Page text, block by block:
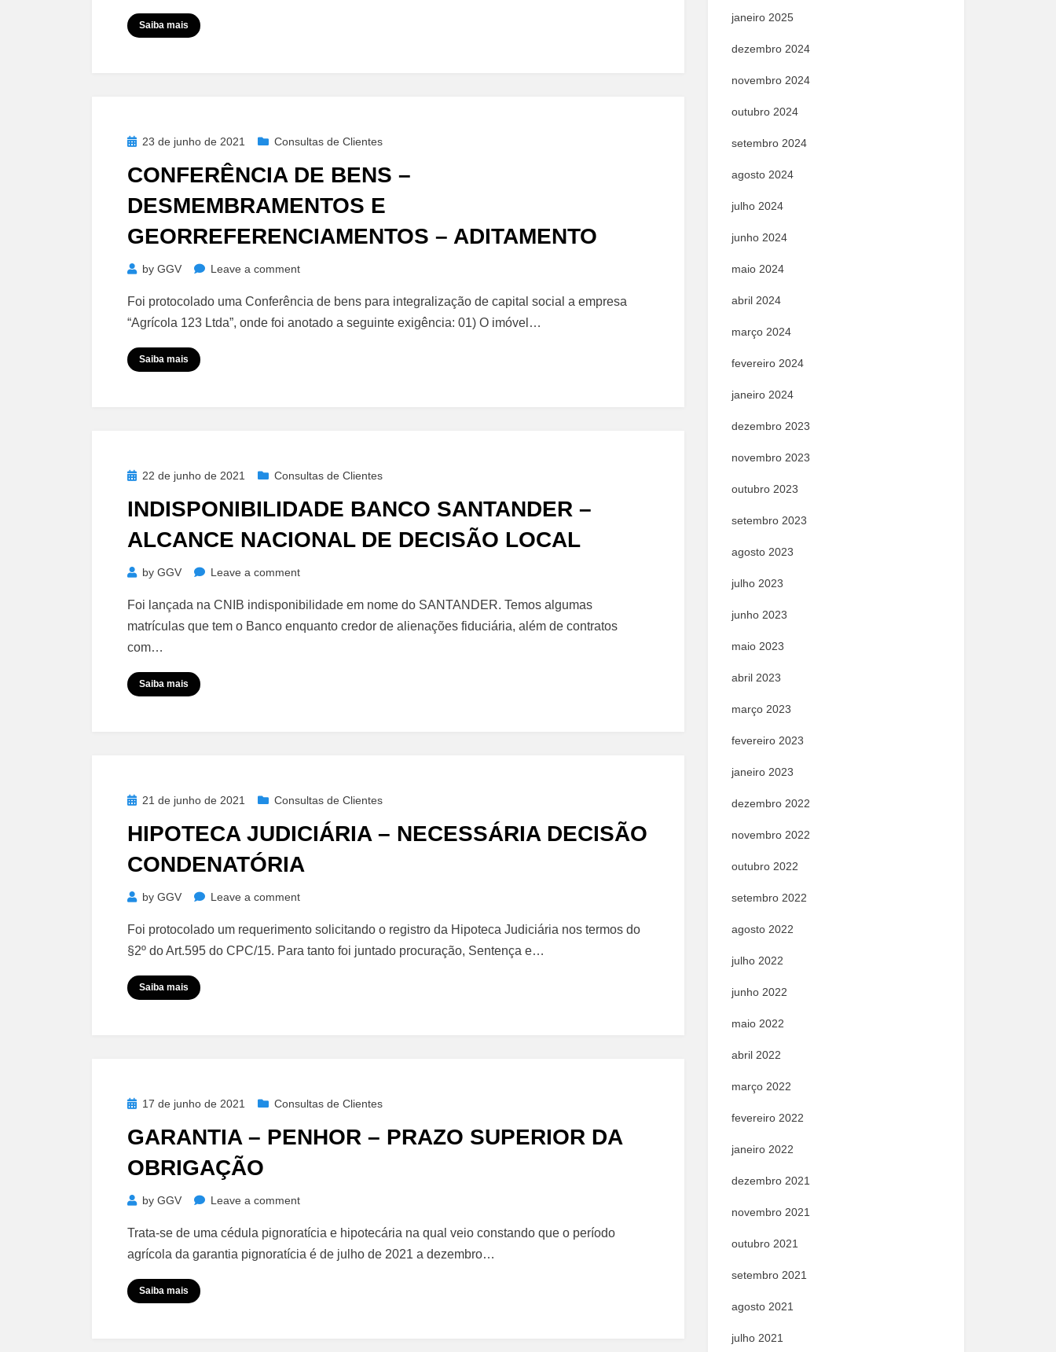
Saiba mais
Posted23 de junho de 2021 Consultas de Clientes
CONFERÊNCIA DE BENS –
DESMEMBRAMENTOS E
GEORREFERENCIAMENTOS – ADITAMENTO
by GGV Leave a commenton
de
Bens
Foi protocolado uma Conferência de bens para integralização de capital social a empresa
“Agrícola 123 Ltda”, onde foi anotado a seguinte exigência: 01) O imóvel…
Saiba mais
Posted22 de junho de 2021 Consultas de Clientes
INDISPONIBILIDADE BANCO SANTANDER –
ALCANCE NACIONAL DE DECISÃO LOCAL
by GGV Leave a commenton
Banco
Santander
Foi lançada na CNIB indisponibilidade em nome do SANTANDER. Temos algumas
matrículas que tem o Banco enquanto credor de alienações fiduciária, além de contratos
com…
Saiba mais
Posted21 de junho de 2021 Consultas de Clientes
HIPOTECA JUDICIÁRIA – NECESSÁRIA DECISÃO
CONDENATÓRIA
by GGV Leave a commenton
Judiciária
–
Foi protocolado um requerimento solicitando o registro da Hipoteca Judiciária nos termos do
§2º do Art.595 do CPC/15. Para tanto foi juntado procuração, Sentença e…
Saiba mais
Posted17 de junho de 2021 Consultas de Clientes
GARANTIA – PENHOR – PRAZO SUPERIOR DA
OBRIGAÇÃO
by GGV Leave a commenton
–
Penhor
Trata-se de uma cédula pignoratícia e hipotecária na qual veio constando que o período
agrícola da garantia pignoratícia é de julho de 2021 a dezembro…
Saiba mais
janeiro 2025
dezembro 2024
novembro 2024
outubro 2024
setembro 2024
agosto 2024
julho 2024
junho 2024
maio 2024
abril 2024
março 2024
fevereiro 2024
janeiro 2024
dezembro 2023
novembro 2023
outubro 2023
setembro 2023
agosto 2023
julho 2023
junho 2023
maio 2023
abril 2023
março 2023
fevereiro 2023
janeiro 2023
dezembro 2022
novembro 2022
outubro 2022
setembro 2022
agosto 2022
julho 2022
junho 2022
maio 2022
abril 2022
março 2022
fevereiro 2022
janeiro 2022
dezembro 2021
novembro 2021
outubro 2021
setembro 2021
agosto 2021
julho 2021